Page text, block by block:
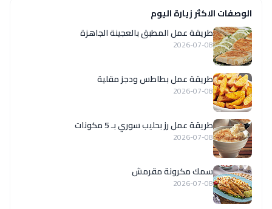
الوصفات الاكثر زيارة اليوم
طريقة عمل المطبق بالعجينة الجاهزة
2026-07-08
طريقة عمل بطاطس ودجز مقلية
2026-07-08
طريقة عمل رز بحليب سوري بـ 5 مكونات
2026-07-08
سمك مكرونة مقرمش
2026-07-08